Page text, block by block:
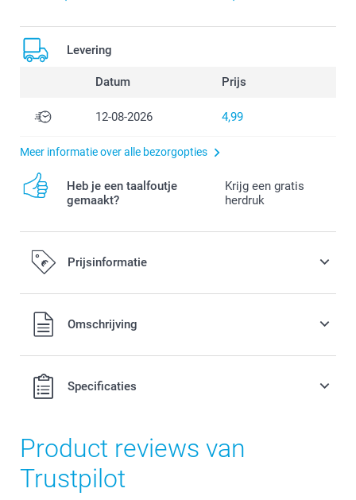
Levering
Datum Prijs
12-08-2026 4,99
Meer informatie over alle bezorgopties
Heb je een taalfoutje
gemaakt?
Krijg een gratis
herdruk
Prijsinformatie
Alle prijzen zijn in EURO (€) inclusief BTW en exclusief
verzendkosten.Omschrijving
Specificaties
Product reviews van
Trustpilot